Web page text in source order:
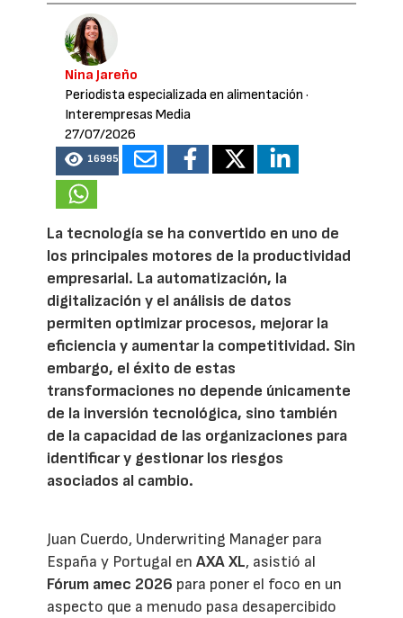
Nina Jareño
Periodista especializada en alimentación ·
Interempresas Media
27/07/2026
16995
La tecnología se ha convertido en uno de
los principales motores de la productividad
empresarial. La automatización, la
digitalización y el análisis de datos
permiten optimizar procesos, mejorar la
eficiencia y aumentar la competitividad. Sin
embargo, el éxito de estas
transformaciones no depende únicamente
de la inversión tecnológica, sino también
de la capacidad de las organizaciones para
identificar y gestionar los riesgos
asociados al cambio.
Juan Cuerdo, Underwriting Manager para
España y Portugal enAXA XL, asistió al
Fórum amec 2026 para poner el foco en un
aspecto que a menudo pasa desapercibido